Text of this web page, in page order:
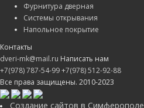
Фурнитура дверная
Системы открывания
Напольное покрытие
Контакты
dveri-mk@mail.ru Написать нам
+7(978) 787-54-99+7(978) 512-92-88
Все права защищены. 2010-2023
Создание сайтов в Симферополе